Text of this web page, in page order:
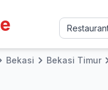
Bekasi Bekasi Timur